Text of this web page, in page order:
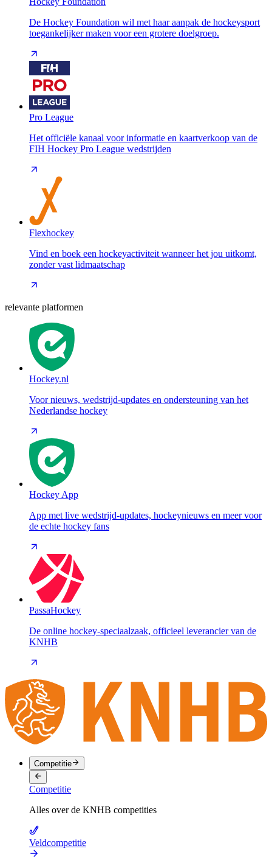
De Hockey Foundation wil met haar aanpak de hockeysport
toegankelijker maken voor een grotere doelgroep.
Pro League
Het officiële kanaal voor informatie en kaartverkoop van de
FIH Hockey Pro League wedstrijden
Flexhockey
Vind en boek een hockeyactiviteit wanneer het jou uitkomt,
zonder vast lidmaatschap
relevante platformen
Hockey.nl
Voor nieuws, wedstrijd-updates en ondersteuning van het
Nederlandse hockey
Hockey App
App met live wedstrijd-updates, hockeynieuws en meer voor
de echte hockey fans
PassaHockey
De online hockey-speciaalzaak, officieel leverancier van de
KNHB
Competitie
Competitie
Alles over de KNHB competities
Veldcompetitie